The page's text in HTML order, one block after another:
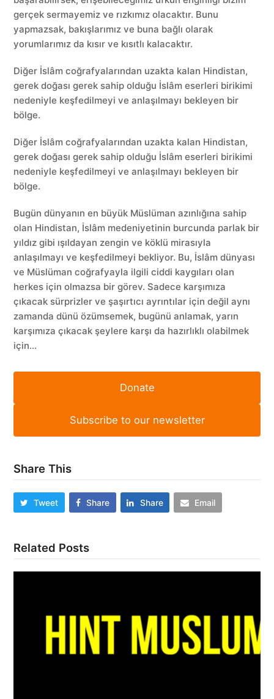
gerçek sermayemiz ve rızkımız olacaktır. Bunu
yapmazsak, bakışlarımız ve buna bağlı olarak
yorumlarımız da kısır ve kısıtlı kalacaktır.
Diğer İslâm coğrafyalarından uzakta kalan Hindistan,
gerek doğası gerek sahip olduğu İslâm eserleri birikimi
nedeniyle keşfedilmeyi ve anlaşılmayı bekleyen bir
bölge.
Diğer İslâm coğrafyalarından uzakta kalan Hindistan,
gerek doğası gerek sahip olduğu İslâm eserleri birikimi
nedeniyle keşfedilmeyi ve anlaşılmayı bekleyen bir
bölge.
Bugün dünyanın en büyük Müslüman azınlığına sahip
olan Hindistan, İslâm medeniyetinin burcunda parlak bir
yıldız gibi ışıldayan zengin ve köklü mirasıyla
anlaşılmayı ve keşfedilmeyi bekliyor. Bu, İslâm dünyası
ve Müslüman coğrafyayla ilgili ciddi kaygıları olan
herkes için olmazsa bir görev. Sadece karşımıza
çıkacak sürprizler ve şaşırtıcı ayrıntılar için değil aynı
zamanda dünü özümsemek, bugünü anlamak, yarın
karşımıza çıkacak şeylere karşı da hazırlıklı olabilmek
için…
Donate
Subscribe to our newsletter
Share This
Tweet Share Share Email
Related Posts